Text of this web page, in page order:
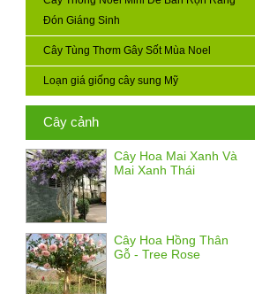
Đón Giáng Sinh
Cây Tùng Thơm Gây Sốt Mùa Noel
Loạn giá giống cây sung Mỹ
Cây cảnh
Cây Hoa Mai Xanh Và
Mai Xanh Thái
Cây Hoa Hồng Thân
Gỗ - Tree Rose